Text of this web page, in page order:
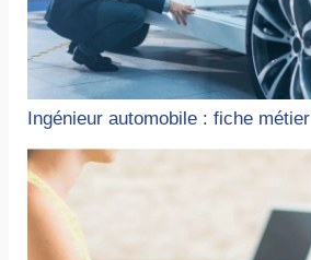
Ingénieur automobile : fiche métier